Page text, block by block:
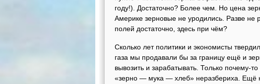
году!). Достаточно? Более чем. Но цена
Америке зерновые не уродились. Разве не
полей достаточно, здесь при чём?
Сколько лет политики и экономисты
газа мы продавали бы за границу ещё и
вывозить и зарабатывать. Только почему-
«зерно — мука — хлеб» неразбериха. Ещё